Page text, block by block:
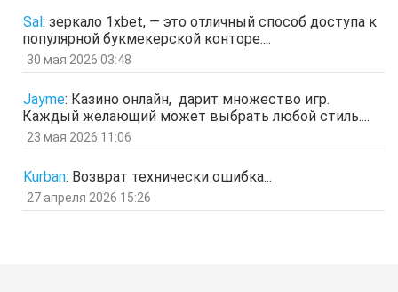
отв. цит.
Гость
ЗОл
отв. цит.
Гость 5 мар 2026, 12:20
оЭЬЧ
SPPS 2 мар 2026, 16:19
ау, есть кто живой здесь?)
Гость
Sal : зеркало 1xbet, — это отличный способ доступа к
популярной букмекерской конторе....
30 мая 2026 03:48
Jayme: Казино онлайн, дарит множество игр.
Каждый желающий может выбрать любой стиль....
23 мая 2026 11:06
Kurban: Возврат технически ошибка...
27 апреля 2026 15:26